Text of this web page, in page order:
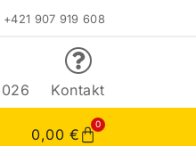
+421 907 919 608
Kontakt
0,00 €
0